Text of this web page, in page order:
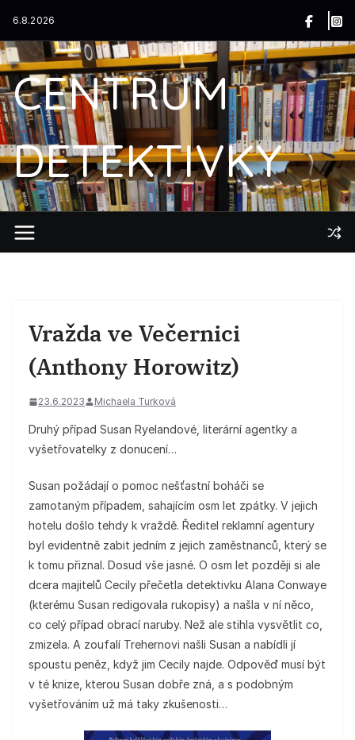
obsah
6.8.2026
CENTRUM
DETEKTIVKY
Vražda ve Večernici
(Anthony Horowitz)
23.6.2023 Michaela Turková
Druhý případ Susan Ryelandové, literární agentky a
vyšetřovatelky z donucení…
Susan požádají o pomoc nešťastní boháči se
zamotaným případem, sahajícím osm let zpátky. V jejich
hotelu došlo tehdy k vraždě. Ředitel reklamní agentury
byl evidentně zabit jedním z jejich zaměstnanců, který se
k tomu přiznal. Dosud vše jasné. O osm let později si ale
dcera majitelů Cecily přečetla detektivku Alana Conwaye
(kterému Susan redigovala rukopisy) a našla v ní něco,
co celý případ obrací naruby. Než ale stihla vysvětlit co,
zmizela. A zoufalí Trehernovi našli Susan a nabídli jí
spoustu peněz, když jim Cecily najde. Odpověď musí být
v té knize, kterou Susan dobře zná, a s podobným
vyšetřováním už má taky zkušenosti…